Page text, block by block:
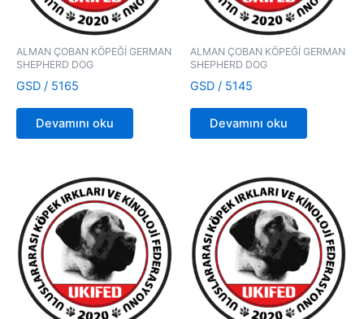
ALMAN ÇOBAN KÖPEĞİ GERMAN
SHEPHERD DOG
GSD / 5165
Devamını oku
ALMAN ÇOBAN KÖPEĞİ GERMAN
SHEPHERD DOG
GSD / 5145
Devamını oku